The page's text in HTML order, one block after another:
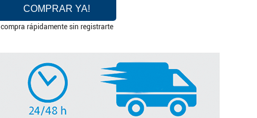
COMPRAR YA!
compra rápidamente sin registrarte